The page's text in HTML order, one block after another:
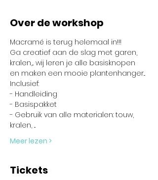
Over de workshop
Macramé is terug helemaal in!!!
Ga creatief aan de slag met garen,
kralen,... wij leren je alle basisknopen
en maken een mooie plantenhanger...
Inclusief:
- Handleiding
- Basispakket
- Gebruik van alle materialen: touw,
kralen, ...
Meer lezen >
Tickets